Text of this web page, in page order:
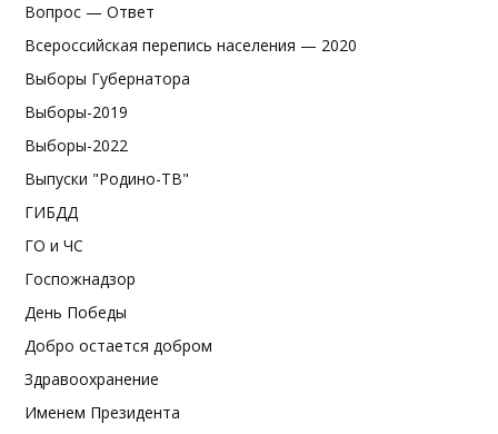
Вопрос — Ответ
Всероссийская перепись населения — 2020
Выборы Губернатора
Выборы-2019
Выборы-2022
Выпуски "Родино-ТВ"
ГИБДД
ГО и ЧС
Госпожнадзор
День Победы
Добро остается добром
Здравоохранение
Именем Президента